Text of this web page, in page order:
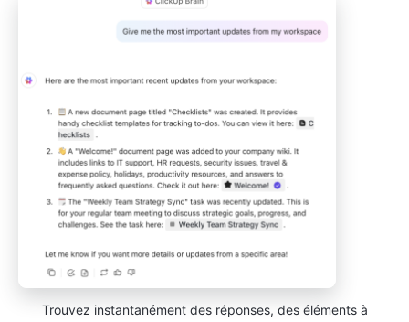
Trouvez instantanément des réponses, des éléments à